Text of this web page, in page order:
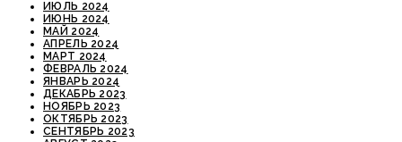
ИЮЛЬ 2024
ИЮНЬ 2024
МАЙ 2024
АПРЕЛЬ 2024
МАРТ 2024
ФЕВРАЛЬ 2024
ЯНВАРЬ 2024
ДЕКАБРЬ 2023
НОЯБРЬ 2023
ОКТЯБРЬ 2023
СЕНТЯБРЬ 2023